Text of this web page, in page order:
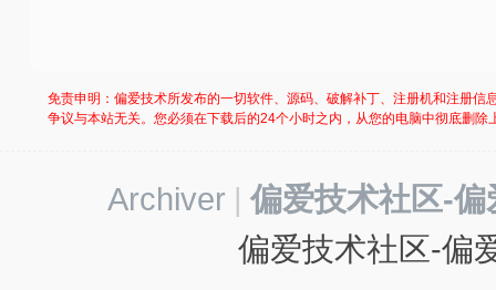
免责申明：偏爱技术所发布的一切软件、源码、破解补丁、注册机和注册
争议与本站无关。您必须在下载后的24个小时之内，从您的电脑中彻底删
Archiver | 偏爱技术社区-
偏爱技术社区-偏